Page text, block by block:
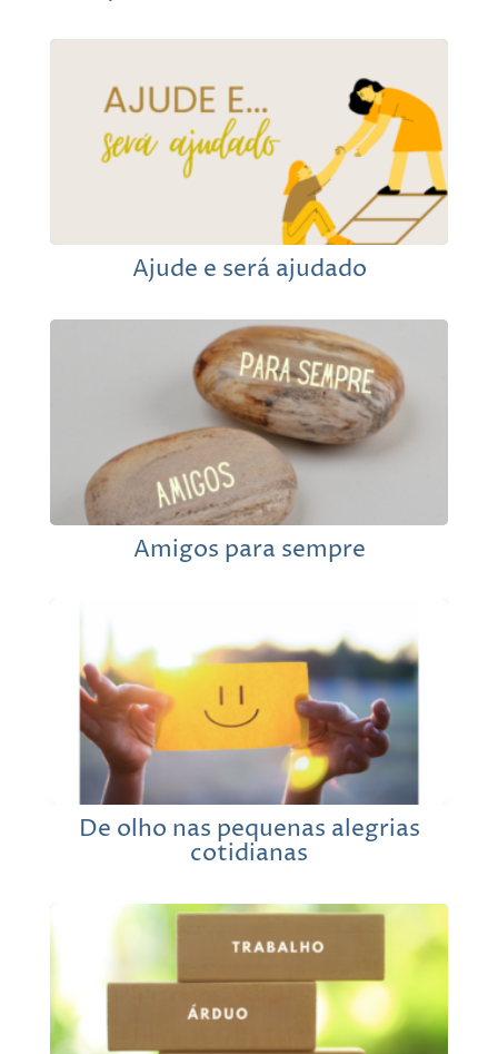
Ajude e será ajudado
Amigos para sempre
De olho nas pequenas alegrias
cotidianas